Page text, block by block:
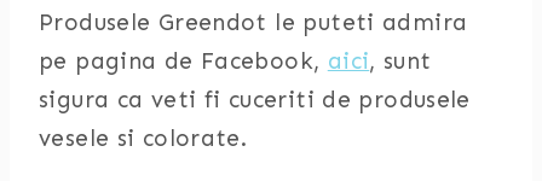
Produsele Greendot le puteti admira
pe pagina de Facebook, aici, sunt
sigura ca veti fi cuceriti de produsele
vesele si colorate.